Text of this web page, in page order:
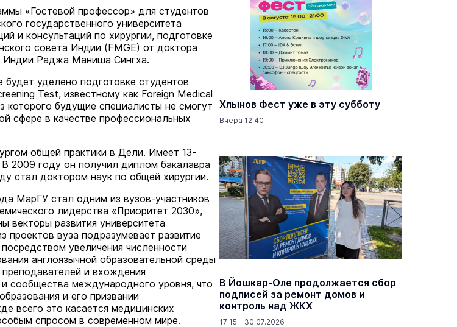
«Гостевой профессор» для студентов
государственного университета
и консультаций по хирургии, подготовке
совета Индии (FMGE) от доктора
Индии Раджа Маниша Сингха.
уделено подготовке студентов
Test, известному как Foreign Medical
которого будущие специалисты не смогут
сфере в качестве профессиональных
общей практики в Дели. Имеет 13-
2009 году он получил диплом бакалавра
стал доктором наук по общей хирургии.
МарГУ стал одним из вузов-участников
лидерства «Приоритет 2030»,
векторы развития университета
вуза подразумевает развитие
увеличения численности
англоязычной образовательной среды
и вхождения
сообщества международного уровня, что
и его призвании
всего это касается медицинских
спросом в современном мире.
Хлынов Фест уже в эту субботу
Вчера 12:40
В Йошкар-Оле продолжается сбор
подписей за ремонт домов и
контроль над ЖКХ
17:15 30.07.2026